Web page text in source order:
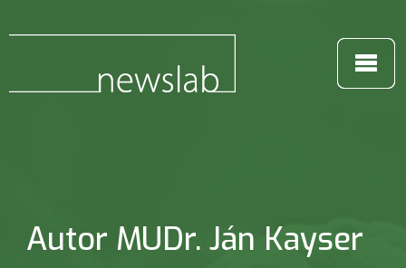
Autor MUDr. Ján Kayser